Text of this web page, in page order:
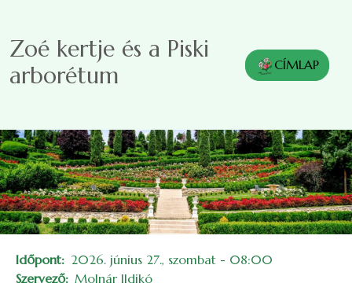
Zoé kertje és a Piski
arborétum
CÍMLAP
Időpont
2026. június 27., szombat - 08:00
Szervező Molnár Ildikó